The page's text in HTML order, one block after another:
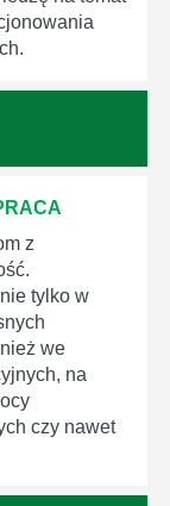
z
tylko w
we
na
czy nawet